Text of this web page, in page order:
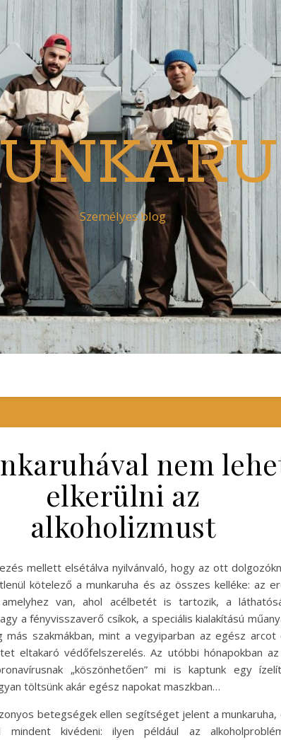
Személyes blog
nem
elkerülni az
alkoholizmust
mellett elsétálva nyilvánvaló, hogy az ott
kötelező a munkaruha és az összes kelléke: az
amelyhez van, ahol acélbetét is tartozik, a
a fényvisszaverő csíkok, a speciális kialakítású
más szakmákban, mint a vegyiparban az egész arcot
eltakaró védőfelszerelés. Az utóbbi hónapokban
„köszönhetően” mi is kaptunk egy
töltsünk akár egész napokat maszkban…
betegségek ellen segítséget jelent a munkaruha,
kivédeni: ilyen például az